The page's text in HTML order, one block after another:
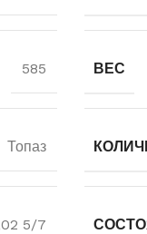
585 ВЕС
Топаз
5/7